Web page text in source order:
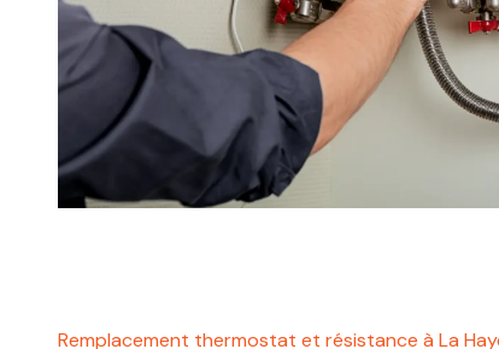
Remplacement thermostat et résistance à La